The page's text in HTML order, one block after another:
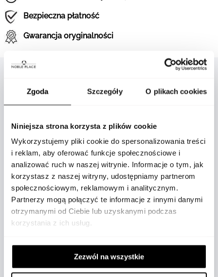
Zgoda Szczegóły O plikach cookies
Niniejsza strona korzysta z plików cookie
Wykorzystujemy pliki cookie do spersonalizowania treści
i reklam, aby oferować funkcje społecznościowe i
analizować ruch w naszej witrynie. Informacje o tym, jak
korzystasz z naszej witryny, udostępniamy partnerom
społecznościowym, reklamowym i analitycznym.
Partnerzy mogą połączyć te informacje z innymi danymi
otrzymanymi od Ciebie lub uzyskanymi podczas
korzystania z ich usług.
Zezwól na wszystkie
Bezpieczna płatność
Gwarancja oryginalności
OPIS
Elegancka i przestronna torba biznesowa
Montblanc została wykonana z tłoczonej skóry
w odcieniu medium grey z motywem kory
drzewa, łącząc wyrafinowany styl z codzienną
najważniejsze akcesoria biznesowe, w tym
dokumenty w formacie A4 oraz urządzenia
elektroniczne. Wewnątrz głównej komory